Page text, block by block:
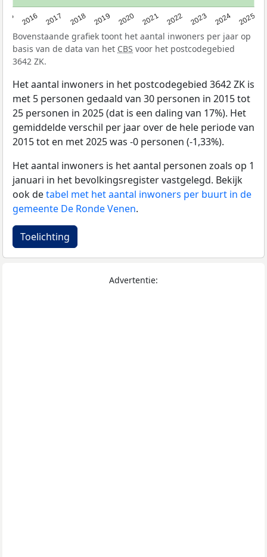
2016 2017 2018 2019 2020 2021 2022 2023 2024 2025
Bovenstaande grafiek toont het aantal inwoners per jaar op
basis van de data van het CBS voor het postcodegebied
3642 ZK.
Het aantal inwoners in het postcodegebied 3642 ZK is
met 5 personen gedaald van 30 personen in 2015 tot
25 personen in 2025 (dat is een daling van 17%). Het
gemiddelde verschil per jaar over de hele periode van
2015 tot en met 2025 was -0 personen (-1,33%).
Het aantal inwoners is het aantal personen zoals op 1
januari in het bevolkingsregister vastgelegd. Bekijk
ook detabel met het aantal inwoners per buurt in de
gemeente De Ronde Venen.
Toelichting
Advertentie: